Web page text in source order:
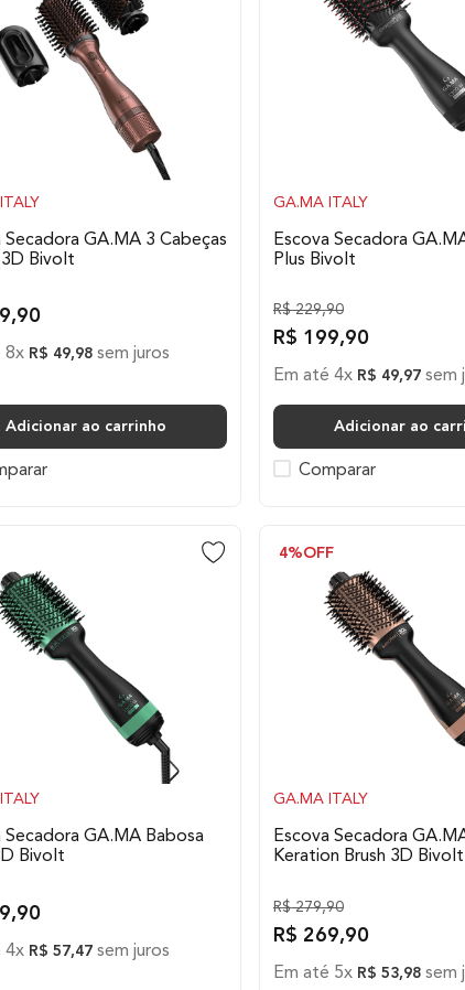
Secadora GA.MA 3 Cabeças
Bivolt
,90
8x R$ 49,98 sem juros
Adicionar ao carrinho
GA.MA ITALY
Escova Secadora
Plus Bivolt
R$ 229,90
R$ 199,90
Em até 4x R$ 49,97 sem
Adicionar ao
Comparar
Secadora GA.MA Babosa
Bivolt
,90
4x R$ 57,47 sem juros
GA.MA ITALY
Escova Secadora
Keration Brush 3D Bivolt
R$ 279,90
R$ 269,90
4%OFF
Em até 5x R$ 53,98 sem